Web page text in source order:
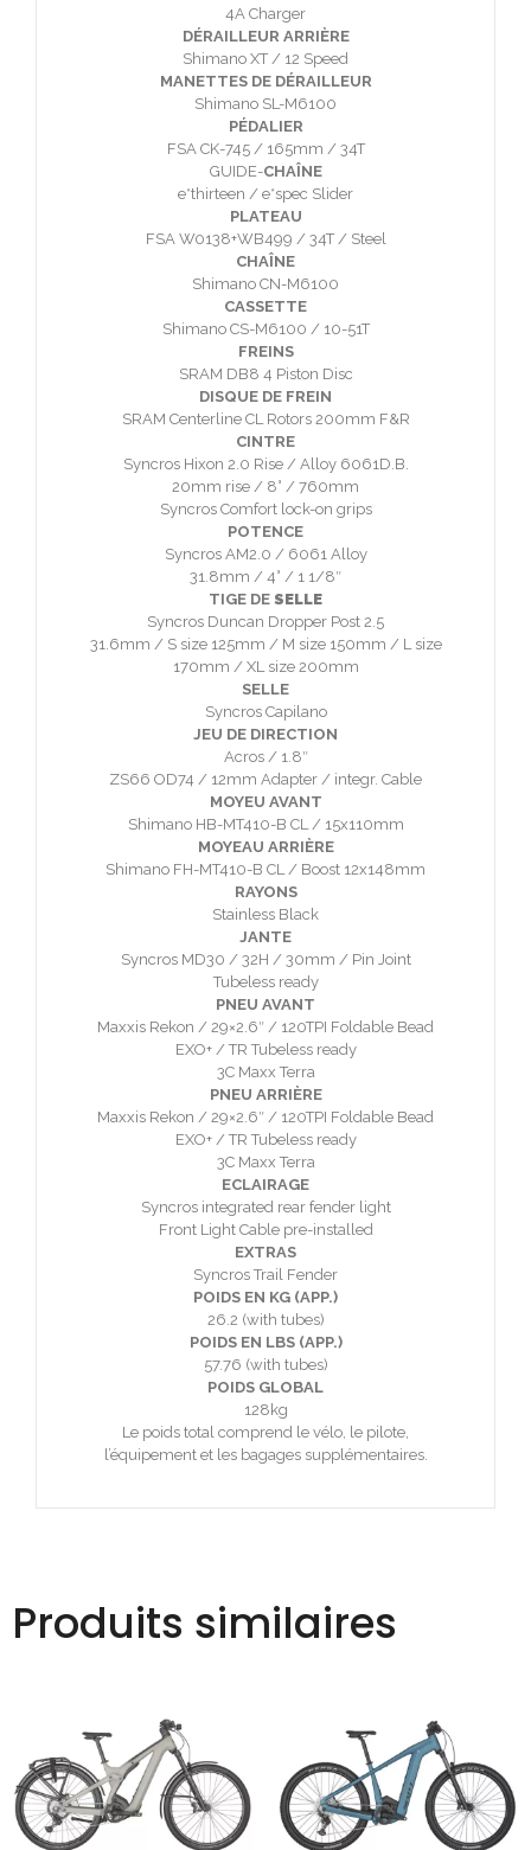
4A Charger
DÉRAILLEUR ARRIÈRE
Shimano XT / 12 Speed
MANETTES DE DÉRAILLEUR
Shimano SL-M6100
PÉDALIER
FSA CK-745 / 165mm / 34T
GUIDE-CHAÎNE
e*thirteen / e*spec Slider
PLATEAU
FSA W0138+WB499 / 34T / Steel
CHAÎNE
Shimano CN-M6100
CASSETTE
Shimano CS-M6100 / 10-51T
FREINS
SRAM DB8 4 Piston Disc
DISQUE DE FREIN
SRAM Centerline CL Rotors 200mm F&R
CINTRE
Syncros Hixon 2.0 Rise / Alloy 6061D.B.
20mm rise / 8° / 760mm
Syncros Comfort lock-on grips
POTENCE
Syncros AM2.0 / 6061 Alloy
31.8mm / 4° / 1 1/8″
TIGE DE SELLE
Syncros Duncan Dropper Post 2.5
31.6mm / S size 125mm / M size 150mm / L size
170mm / XL size 200mm
SELLE
Syncros Capilano
JEU DE DIRECTION
Acros / 1.8″
ZS66 OD74 / 12mm Adapter / integr. Cable
MOYEU AVANT
Shimano HB-MT410-B CL / 15x110mm
MOYEAU ARRIÈRE
Shimano FH-MT410-B CL / Boost 12x148mm
RAYONS
Stainless Black
JANTE
Syncros MD30 / 32H / 30mm / Pin Joint
Tubeless ready
PNEU AVANT
Maxxis Rekon / 29×2.6″ / 120TPI Foldable Bead
EXO+ / TR Tubeless ready
3C Maxx Terra
PNEU ARRIÈRE
Maxxis Rekon / 29×2.6″ / 120TPI Foldable Bead
EXO+ / TR Tubeless ready
3C Maxx Terra
ECLAIRAGE
Syncros integrated rear fender light
Front Light Cable pre-installed
EXTRAS
Syncros Trail Fender
POIDS EN KG (APP.)
26.2 (with tubes)
POIDS EN LBS (APP.)
57.76 (with tubes)
POIDS GLOBAL
128kg
Le poids total comprend le vélo, le pilote,
l’équipement et les bagages supplémentaires.
Produits similaires